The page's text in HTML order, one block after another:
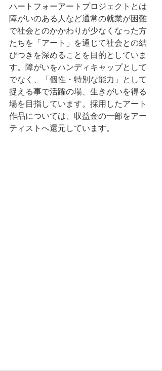
ハートフォーアートプロジェクトとは
障がいのある人など通常の就業が困難
で社会とのかかわりが少なくなった方
たちを「アート」を通じて社会との結
びつきを深めることを目的としていま
す。障がいをハンディキャップとして
でなく、「個性・特別な能力」として
捉える事で活躍の場、生きがいを得る
場を目指しています。採用したアート
作品については、収益金の一部をアー
ティストへ還元しています。